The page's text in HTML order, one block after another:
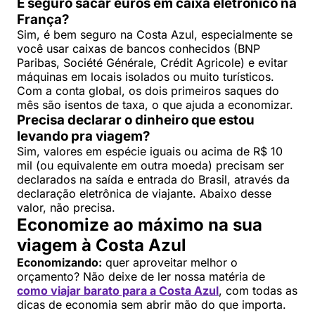
É seguro sacar euros em caixa eletrônico na
França?
Sim, é bem seguro na Costa Azul, especialmente se
você usar caixas de bancos conhecidos (BNP
Paribas, Société Générale, Crédit Agricole) e evitar
máquinas em locais isolados ou muito turísticos.
Com a conta global, os dois primeiros saques do
mês são isentos de taxa, o que ajuda a economizar.
Precisa declarar o dinheiro que estou
levando pra viagem?
Sim, valores em espécie iguais ou acima de R$ 10
mil (ou equivalente em outra moeda) precisam ser
declarados na saída e entrada do Brasil, através da
declaração eletrônica de viajante. Abaixo desse
valor, não precisa.
Economize ao máximo na sua
viagem à Costa Azul
Economizando: quer aproveitar melhor o
orçamento? Não deixe de ler nossa matéria de
como viajar barato para a Costa Azul, com todas as
dicas de economia sem abrir mão do que importa.